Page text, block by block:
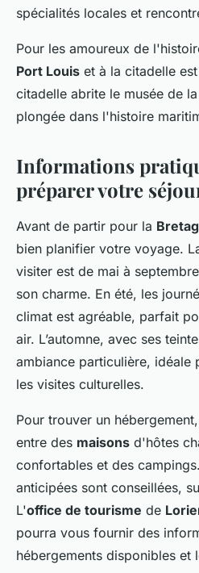
spécialités locales et
Pour les amoureux de
Port Louis et à la citadelle
citadelle abrite le musée de
plongée dans l'histoire
Informations
préparer votre
Avant de partir pour la
bien planifier votre voyage.
visiter est de mai à
son charme. En été, les
climat est agréable, parfait
air. L’automne, avec ses
ambiance particulière, idéale
les visites culturelles.
Pour trouver un
entre des maisons d'hôtes
confortables et des
anticipées sont conseillées,
L'office de tourisme de
pourra vous fournir des
hébergements disponibles et